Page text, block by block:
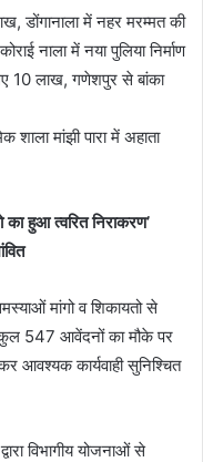
डोंगानाला में नहर मरम्मत की
नाला में नया पुलिया निर्माण
10 लाख, गणेशपुर से बांका
शाला मांझी पारा में अहाता
हुआ त्वरित निराकरण’
मांगो व शिकायतो से
547 आवेंदनों का मौके पर
आवश्यक कार्यवाही सुनिश्चित
विभागीय योजनाओं से